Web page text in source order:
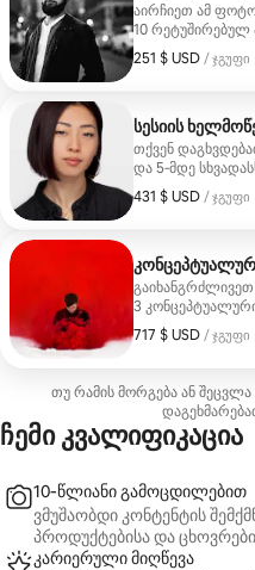
აირჩიეთ ამ
10
შესაძლებელი
კომპლექტში.
251 $ USD / ჯგუფი
251 $ USD, ჯგუფზე
,
სესიის
თქვენ
და 5‑მდე
431 $ USD / ჯგუფი
431 $ USD, ჯგუფზე
,
3
წინასწარ
717 $ USD / ჯგუფი
717 $ USD, ჯგუფზე
,
თუ რამის მორგება ან
ჩემი კვალიფიკაცია
10‑წლიანი გამოცდილებით
ვმუშაობდი კონტენტის
პროდუქტებისა და
კარიერული მიღწევა